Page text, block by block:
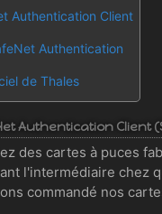
Authentication Client
Authentication
de Thales
Authentication Client
des cartes à puces
l'intermédiaire chez
commandé nos